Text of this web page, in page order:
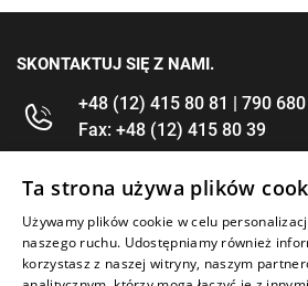
SKONTAKTUJ SIĘ Z NAMI.
+48 (12) 415 80 81 | 790
Fax: +48 (12) 415 80 39
kontakt@im-narzedzia.pl
INFORMACJE
Ta strona używa plików
Używamy plików cookie w celu
naszego ruchu. Udostępniamy również
korzystasz z naszej witryny, naszym